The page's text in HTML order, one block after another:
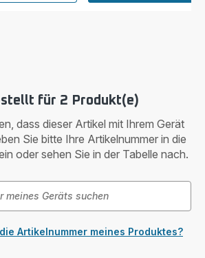
für 2 Produkt(e)
dass dieser Artikel mit Ihrem Gerät
Sie bitte Ihre Artikelnummer in die
oder sehen Sie in der Tabelle nach.
Artikelnummer meines Produktes?